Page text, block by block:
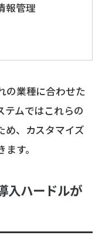
報管理
の業種に合わせた
テムではこれらの
め、カスタマイズ
す。
入ハードルが